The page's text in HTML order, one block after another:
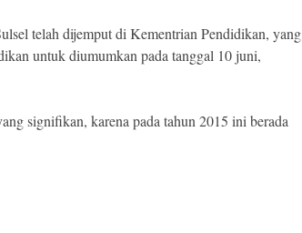
telah dijemput di Kementrian Pendidikan, yang
untuk diumumkan pada tanggal 10 juni,
signifikan, karena pada tahun 2015 ini berada